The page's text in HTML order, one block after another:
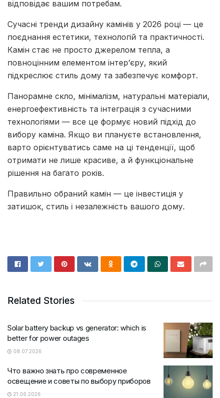
відповідає вашим потребам.
Сучасні тренди дизайну камінів у 2026 році — це
поєднання естетики, технологій та практичності.
Камін стає не просто джерелом тепла, а
повноцінним елементом інтер’єру, який
підкреслює стиль дому та забезпечує комфорт.
Панорамне скло, мінімалізм, натуральні матеріали,
енергоефективність та інтеграція з сучасними
технологіями — все це формує новий підхід до
вибору каміна. Якщо ви плануєте встановлення,
варто орієнтуватись саме на ці тенденції, щоб
отримати не лише красиве, а й функціональне
рішення на багато років.
Правильно обраний камін — це інвестиція у
затишок, стиль і незалежність вашого дому.
Related Stories
Solar battery backup vs generator: which is
better for power outages
08.07.2026
Что важно знать про современное
освещение и советы по выбору приборов
21.06.2026